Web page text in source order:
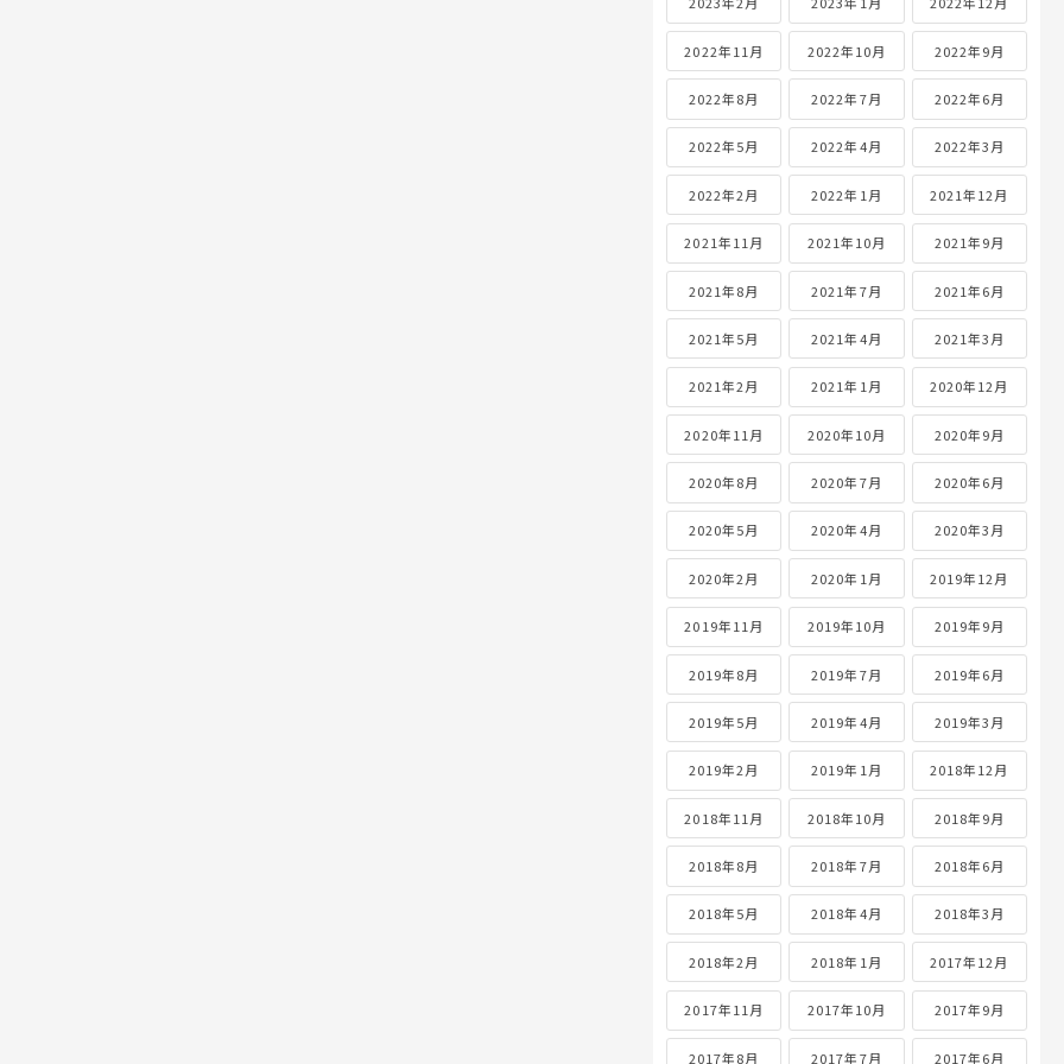
2022年11月 2022年10月 2022年9月
2022年8月 2022年7月 2022年6月
2022年5月 2022年4月 2022年3月
2022年2月 2022年1月 2021年12月
2021年11月 2021年10月 2021年9月
2021年8月 2021年7月 2021年6月
2021年5月 2021年4月 2021年3月
2021年2月 2021年1月 2020年12月
2020年11月 2020年10月 2020年9月
2020年8月 2020年7月 2020年6月
2020年5月 2020年4月 2020年3月
2020年2月 2020年1月 2019年12月
2019年11月 2019年10月 2019年9月
2019年8月 2019年7月 2019年6月
2019年5月 2019年4月 2019年3月
2019年2月 2019年1月 2018年12月
2018年11月 2018年10月 2018年9月
2018年8月 2018年7月 2018年6月
2018年5月 2018年4月 2018年3月
2018年2月 2018年1月 2017年12月
2017年11月 2017年10月 2017年9月
2017年8月 2017年7月 2017年6月